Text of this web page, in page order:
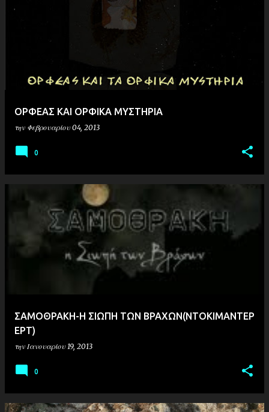
ΟΡΦΕΑΣ ΚΑΙ ΟΡΦΙΚΑ ΜΥΣΤΗΡΙΑ
την Φεβρουαρίου 04, 2013
0
ΣΑΜΟΘΡΑΚΗ-Η ΣΙΩΠΗ ΤΩΝ ΒΡΑΧΩΝ(ΝΤΟΚΙΜΑΝΤΕΡ
ΕΡΤ)
την Ιανουαρίου 19, 2013
0